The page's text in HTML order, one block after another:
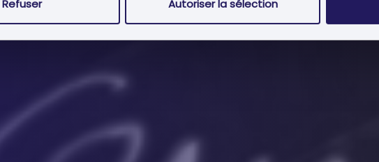
Refuser Autoriser la sélection